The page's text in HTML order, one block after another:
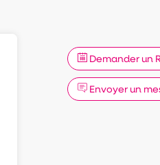
Demander un
Envoyer un